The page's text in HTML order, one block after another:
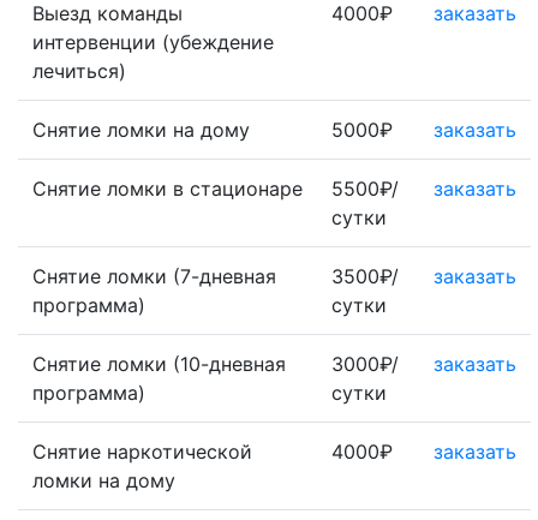
Выезд команды
интервенции (убеждение
лечиться)
4000₽ заказать
Снятие ломки на дому 5000₽ заказать
Снятие ломки в стационаре
5500₽/
сутки
заказать
Снятие ломки (7-дневная
программа)
3500₽/
сутки
заказать
Снятие ломки (10-дневная
программа)
3000₽/
сутки
заказать
Снятие наркотической
ломки на дому
4000₽ заказать